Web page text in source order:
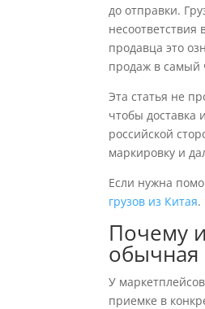
до отправки.
продавца это
продаж в самый
Эта статья не
чтобы доставка
российской
маркировку и
Если нужна
грузов из Китая.
Почему
обычная
У
приемке в